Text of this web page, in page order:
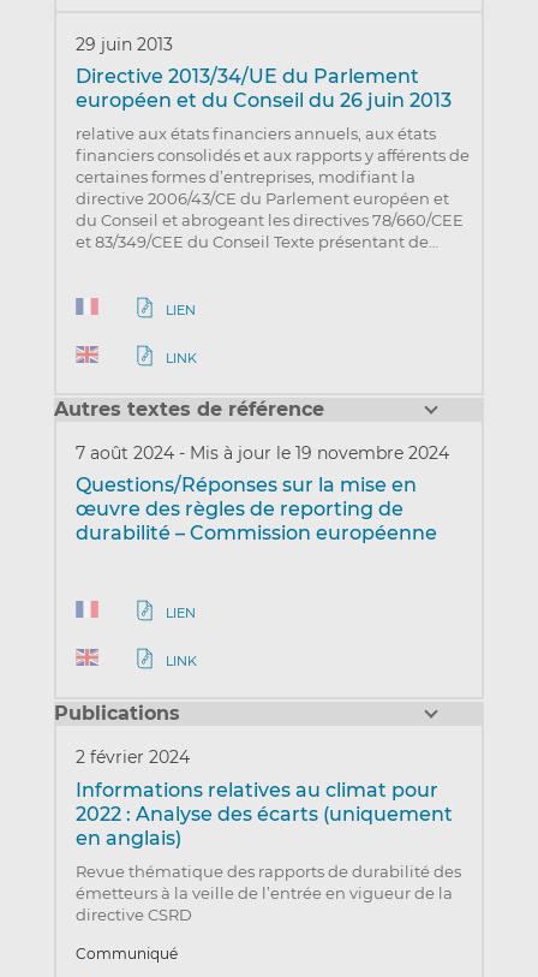
29 juin 2013
Directive 2013/34/UE du Parlement
européen et du Conseil du 26 juin 2013
relative aux états financiers annuels, aux états
financiers consolidés et aux rapports y afférents de
certaines formes d’entreprises, modifiant la
directive 2006/43/CE du Parlement européen et
du Conseil et abrogeant les directives 78/660/CEE
et 83/349/CEE du Conseil Texte présentant de…
LIEN
LINK
Autres textes de référence
7 août 2024 - Mis à jour le 19 novembre 2024
Questions/Réponses sur la mise en
œuvre des règles de reporting de
durabilité – Commission européenne
LIEN
LINK
Publications
2 février 2024
Informations relatives au climat pour
2022 : Analyse des écarts (uniquement
en anglais)
Revue thématique des rapports de durabilité des
émetteurs à la veille de l’entrée en vigueur de la
directive CSRD
Communiqué